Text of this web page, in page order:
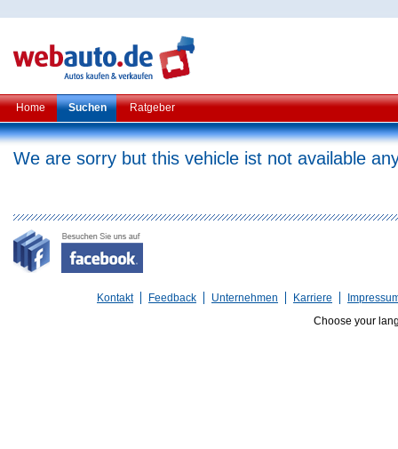
Home Suchen Ratgeber
We are sorry but this vehicle ist not available
Kontakt Feedback Unternehmen Karriere
Choose your